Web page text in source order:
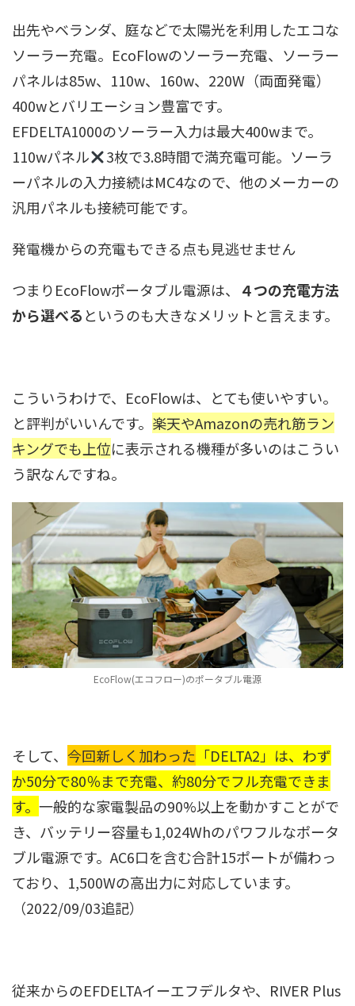
出先やベランダ、庭などで太陽光を利用したエコな
ソーラー充電。EcoFlowのソーラー充電、ソーラー
パネルは85w、110w、160w、220W（両面発電）
400wとバリエーション豊富です。
EFDELTA1000のソーラー入力は最大400wまで。
110wパネル
3枚で3.8時間で満充電可能。ソーラ
ーパネルの入力接続はMC4なので、他のメーカーの
汎用パネルも接続可能です。
発電機からの充電もできる点も見逃せません
つまりEcoFlowポータブル電源は、
４つの充電方法
から選べるというのも大きなメリットと言えます。
こういうわけで、EcoFlowは、とても使いやすい。
と評判がいいんです。 楽天やAmazonの売れ筋ラン
キングでも上位に表示される機種が多いのはこうい
う訳なんですね。
EcoFlow(エコフロー)のポータブル電源
そして、 今回新しく加わった 「DELTA2」は、わず
か50分で80％まで充電、約80分でフル充電できま
す。 一般的な家電製品の90%以上を動かすことがで
き、バッテリー容量も1,024Whのパワフルなポータ
ブル電源です。AC6口を含む合計15ポートが備わっ
ており、1,500Wの高出力に対応しています。
（2022/09/03追記）
従来からのEFDELTAイーエフデルタや、RIVER Plus